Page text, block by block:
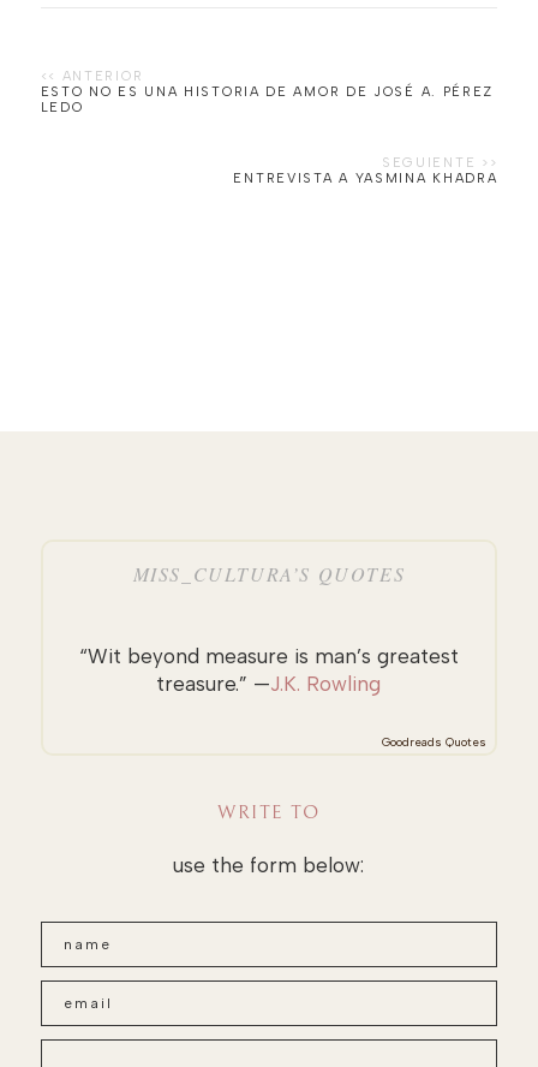
ESTO NO ES UNA HISTORIA DE AMOR DE JOSÉ A. PÉREZ
LEDO
ENTREVISTA A YASMINA KHADRA
MISS_CULTURA’S QUOTES
“Wit beyond measure is man’s greatest
treasure.” —J.K. Rowling
Goodreads Quotes
WRITE TO
use the form below: